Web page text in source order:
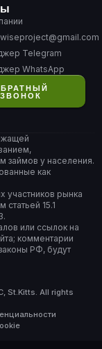
Telegram
WhatsApp
ЗВОНОК
займов у населения.
как
участников рынка
15.1
или ссылок на
комментарии
РФ, будут
St.Kitts. All rights